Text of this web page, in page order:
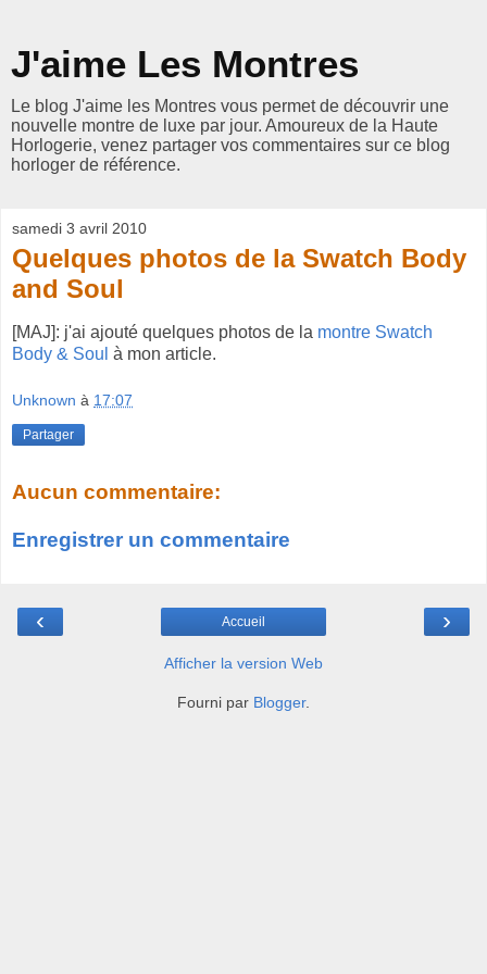
J'aime Les Montres
Le blog J'aime les Montres vous permet de découvrir une
nouvelle montre de luxe par jour. Amoureux de la Haute
Horlogerie, venez partager vos commentaires sur ce blog
horloger de référence.
samedi 3 avril 2010
Quelques photos de la Swatch Body
and Soul
[MAJ]: j'ai ajouté quelques photos de la montre Swatch
Body & Soul à mon article.
Unknown à 17:07
Partager
Aucun commentaire:
Enregistrer un commentaire
‹ ›
Accueil
Afficher la version Web
Fourni par Blogger.